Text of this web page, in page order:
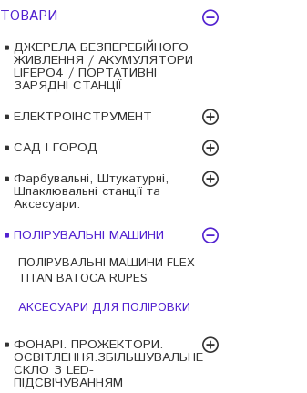
ТОВАРИ
ДЖЕРЕЛА БЕЗПЕРЕБІЙНОГО
ЖИВЛЕННЯ / АКУМУЛЯТОРИ
LIFEPO4 / ПОРТАТИВНІ
ЗАРЯДНІ СТАНЦІЇ
ЕЛЕКТРОІНСТРУМЕНТ
САД І ГОРОД
Фарбувальні, Штукатурні,
Шпаклювальні станції та
Аксесуари.
ПОЛІРУВАЛЬНІ МАШИНИ
ПОЛІРУВАЛЬНІ МАШИНИ FLEX
TITAN BATOCA RUPES
АКСЕСУАРИ ДЛЯ ПОЛІРОВКИ
ФОНАРІ. ПРОЖЕКТОРИ.
ОСВІТЛЕННЯ.ЗБІЛЬШУВАЛЬНЕ
СКЛО З LED-
ПІДСВІЧУВАННЯМ